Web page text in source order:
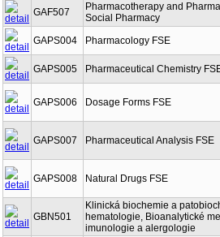
GAF507
Pharmacotherapy and
Social Pharmacy
GAPS004 Pharmacology FSE
GAPS005 Pharmaceutical Chemistry
GAPS006 Dosage Forms FSE
GAPS007 Pharmaceutical Analysis FSE
GAPS008 Natural Drugs FSE
GBN501
Klinická biochemie a
hematologie, Bioanalytické
imunologie a alergologie